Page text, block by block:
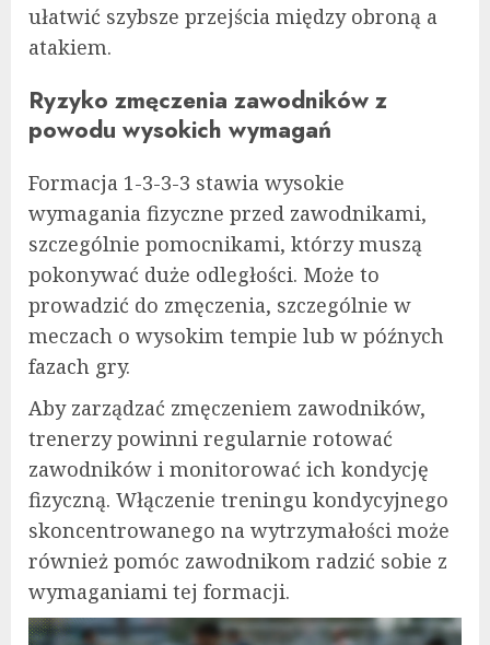
ułatwić szybsze przejścia między obroną a
atakiem.
Ryzyko zmęczenia zawodników z
powodu wysokich wymagań
Formacja 1-3-3-3 stawia wysokie
wymagania fizyczne przed zawodnikami,
szczególnie pomocnikami, którzy muszą
pokonywać duże odległości. Może to
prowadzić do zmęczenia, szczególnie w
meczach o wysokim tempie lub w późnych
fazach gry.
Aby zarządzać zmęczeniem zawodników,
trenerzy powinni regularnie rotować
zawodników i monitorować ich kondycję
fizyczną. Włączenie treningu kondycyjnego
skoncentrowanego na wytrzymałości może
również pomóc zawodnikom radzić sobie z
wymaganiami tej formacji.